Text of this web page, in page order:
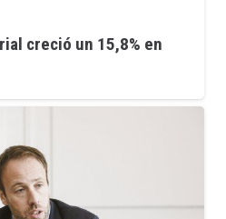
creció un 15,8% en